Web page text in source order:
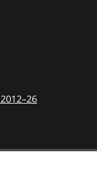
2012–26